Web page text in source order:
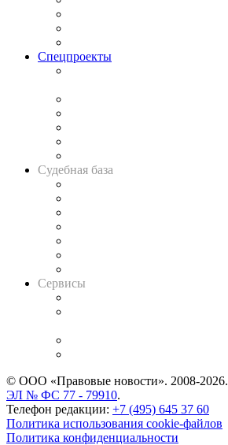
Спецпроекты
Судебная база
Сервисы
© ООО «Правовые новости». 2008-2026.
ЭЛ № ФС 77 - 79910.
Телефон редакции: +7 (495) 645 37 60
Политика использования cookie-файлов
Политика конфиденциальности